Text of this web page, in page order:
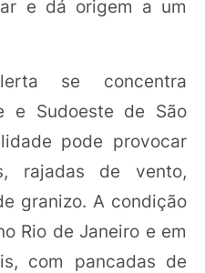
e dá origem a um
se concentra
e Sudoeste de São
pode provocar
rajadas de vento,
granizo. A condição
Rio de Janeiro e em
com pancadas de